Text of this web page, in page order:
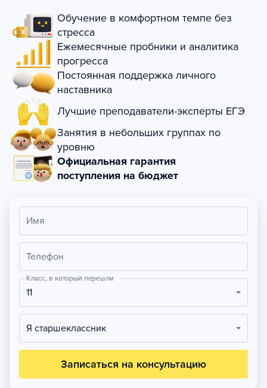
Обучение в комфортном темпе без
стресса
Ежемесячные пробники и аналитика
прогресса
Постоянная поддержка личного
наставника
Лучшие преподаватели-эксперты ЕГЭ
Занятия в небольших группах по
уровню
Официальная гарантия
поступления на бюджет
Имя
Телефон
Класс, в который перешли
11
Я старшеклассник
Записаться на консультацию